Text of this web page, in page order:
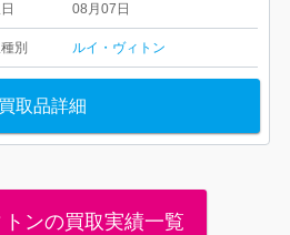
08月07日
別 ルイ・ヴィトン
買取品詳細
ンの買取実績一覧